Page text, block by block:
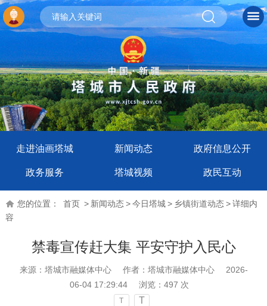
走进油画塔城 新闻动态 政府信息公开
政务服务 塔城视频 政民互动
您的位置： 首页 > 新闻动态>今日塔城> 乡镇街道动态>详细内
容
禁毒宣传赶大集 平安守护入民心
来源：塔城市融媒体中心 作者：塔城市融媒体中心
2026-
06-04 17:29:44
浏览： 497 次
T T